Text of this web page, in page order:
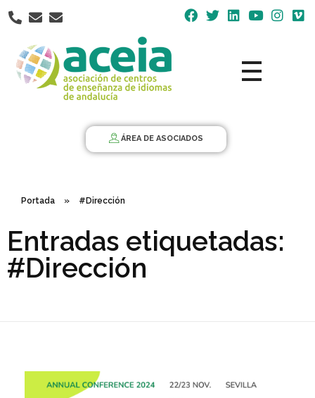
Nota:
este
web
incluye
ÁREA DE ASOCIADOS
Portada » #Dirección
Entradas etiquetadas:
#Dirección